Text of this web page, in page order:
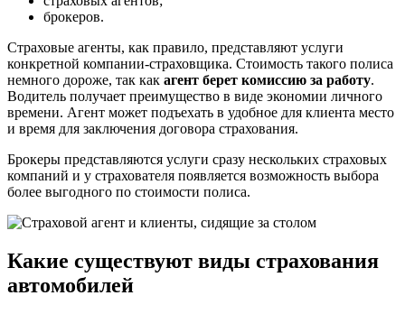
брокеров.
Страховые агенты, как правило, представляют услуги
конкретной компании-страховщика. Стоимость такого полиса
немного дороже, так как агент берет комиссию за работу.
Водитель получает преимущество в виде экономии личного
времени. Агент может подъехать в удобное для клиента место
и время для заключения договора страхования.
Брокеры представляются услуги сразу нескольких страховых
компаний и у страхователя появляется возможность выбора
более выгодного по стоимости полиса.
Какие существуют виды страхования
автомобилей